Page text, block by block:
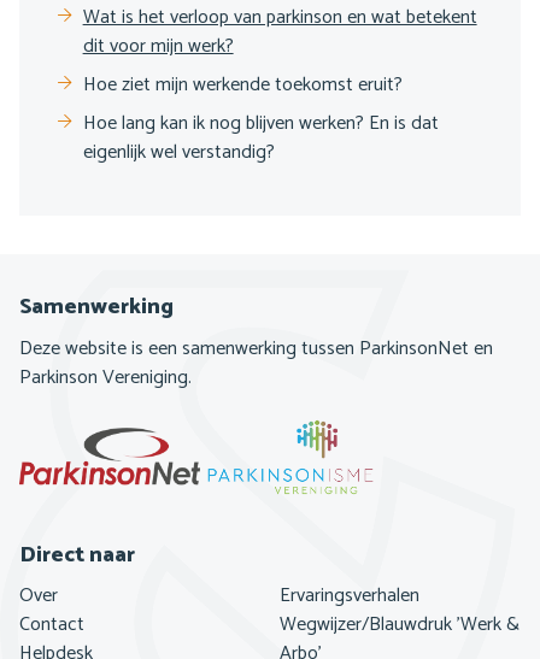
Wat is het verloop van parkinson en wat betekent
dit voor mijn werk?
Hoe ziet mijn werkende toekomst eruit?
Hoe lang kan ik nog blijven werken? En is dat
eigenlijk wel verstandig?
Samenwerking
Deze website is een samenwerking tussen ParkinsonNet en
Parkinson Vereniging.
Direct naar
Footer
navigatie
Over
Contact
Ervaringsverhalen
Wegwijzer/Blauwdruk 'Werk &